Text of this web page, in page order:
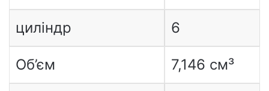
циліндр 6
Об’єм 7,146 см³